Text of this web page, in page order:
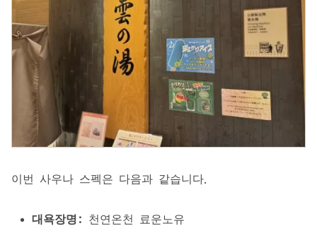
이번 사우나 스펙은 다음과 같습니다.
대욕장명:
천연온천 료운노유